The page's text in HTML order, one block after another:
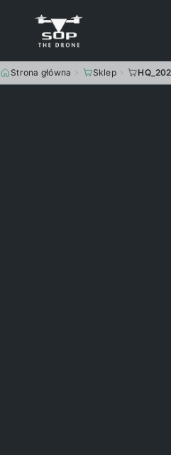
Strona główna Sklep